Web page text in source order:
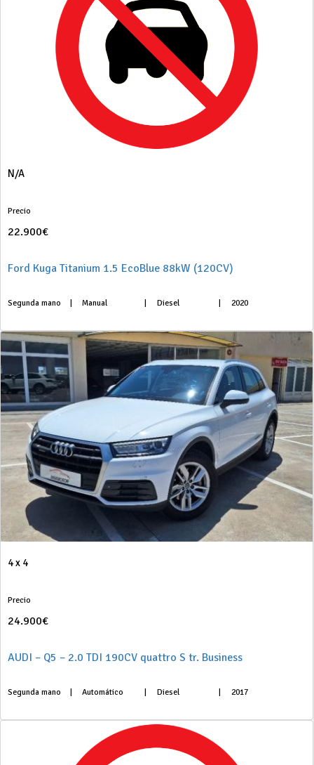
N/A
Precio
22.900€
Ford Kuga Titanium 1.5 EcoBlue 88kW (120CV)
Segunda mano Manual Diesel 2020
4 x 4
Precio
24.900€
AUDI – Q5 – 2.0 TDI 190CV quattro S tr. Business
Segunda mano Automático Diesel 2017